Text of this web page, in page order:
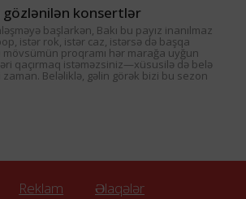
gözlənilən konsertlər
başlarkən, Bakı bu payız inanılmaz
istər rok, istər caz, istərsə də başqa
mövsümün proqramı hər marağa uyğun
qaçırmaq istəməzsiniz—xüsusilə də belə
Beləliklə, gəlin görək bizi bu sezon
Reklam Əlaqələr